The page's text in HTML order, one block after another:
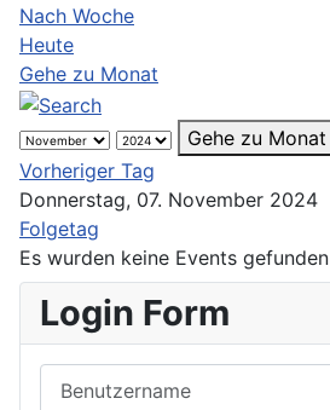
Nach Woche
Heute
Gehe zu Monat
Gehe zu Monat
Vorheriger Tag
Donnerstag, 07. November 2024
Folgetag
Es wurden keine Events gefunden
Login Form